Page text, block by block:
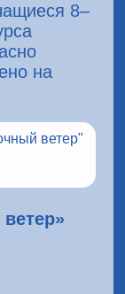
8–
на
ветер"